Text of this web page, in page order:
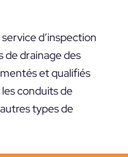
d’inspection
de drainage des
et qualifiés
conduits de
types de